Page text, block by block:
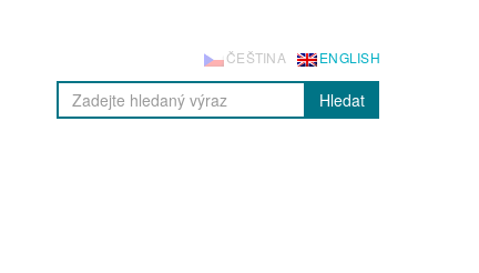
ENGLISH
ČEŠTINA
Hledat